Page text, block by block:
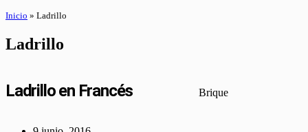
Inicio » Ladrillo
Ladrillo
Ladrillo en Francés Brique